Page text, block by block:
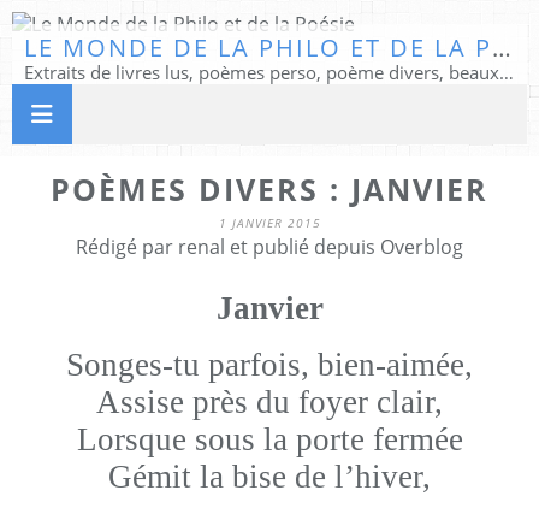
LE MONDE DE LA PHILO ET DE LA POÉSIE
Extraits de livres lus, poèmes perso, poème divers, beaux textes...
POÈMES DIVERS : JANVIER
1 JANVIER 2015
Rédigé par renal et publié depuis Overblog
Janvier
Songes-tu parfois, bien-aimée,
Assise près du foyer clair,
Lorsque sous la porte fermée
Gémit la bise de l’hiver,